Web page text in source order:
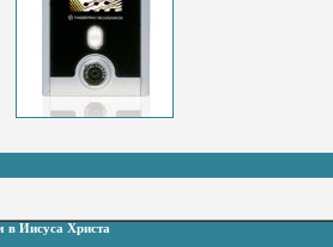
Иисуса Христа